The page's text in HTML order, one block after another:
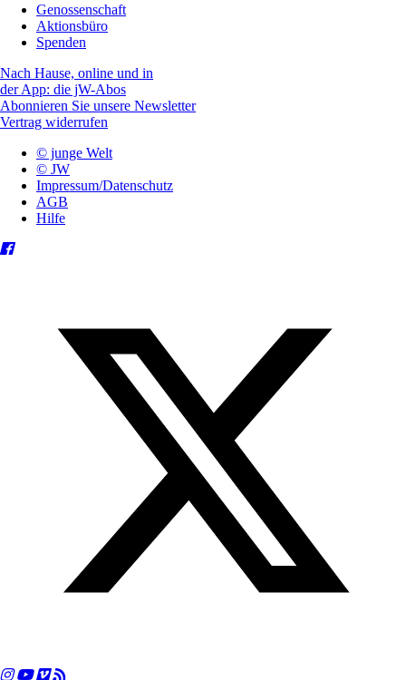
Genossenschaft
Aktionsbüro
Spenden
Nach Hause, online und in
der App: die jW-Abos
Abonnieren Sie unsere Newsletter
Vertrag widerrufen
© junge Welt
© JW
Impressum/Datenschutz
AGB
Hilfe